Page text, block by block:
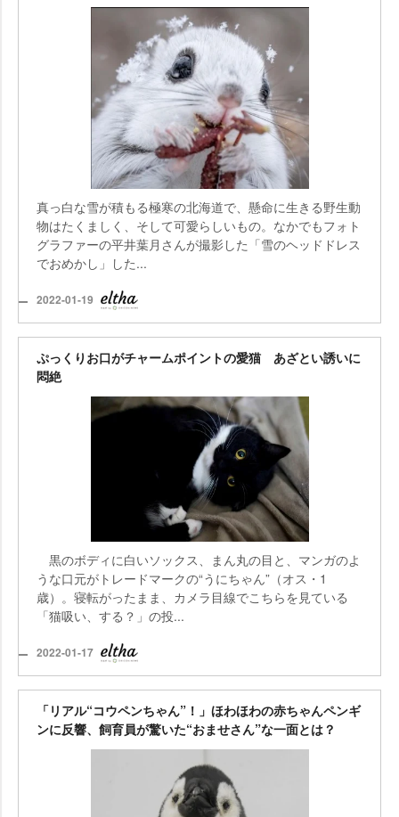
真っ白な雪が積もる極寒の北海道で、懸命に生きる野生動
物はたくましく、そして可愛らしいもの。なかでもフォト
グラファーの平井葉月さんが撮影した「雪のヘッドドレス
でおめかし」した...
2022-01-19
ぷっくりお口がチャームポイントの愛猫 あざとい誘いに
悶絶
黒のボディに白いソックス、まん丸の目と、マンガのよ
うな口元がトレードマークの“うにちゃん”（オス・1
歳）。寝転がったまま、カメラ目線でこちらを見ている
「猫吸い、する？」の投...
2022-01-17
「リアル“コウペンちゃん”！」ほわほわの赤ちゃんペンギ
ンに反響、飼育員が驚いた“おませさん”な一面とは？